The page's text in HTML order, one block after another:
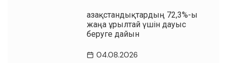
Қазақстандықтардың 72,3%-ы
жаңа Құрылтай үшін дауыс
беруге дайын
04.08.2026